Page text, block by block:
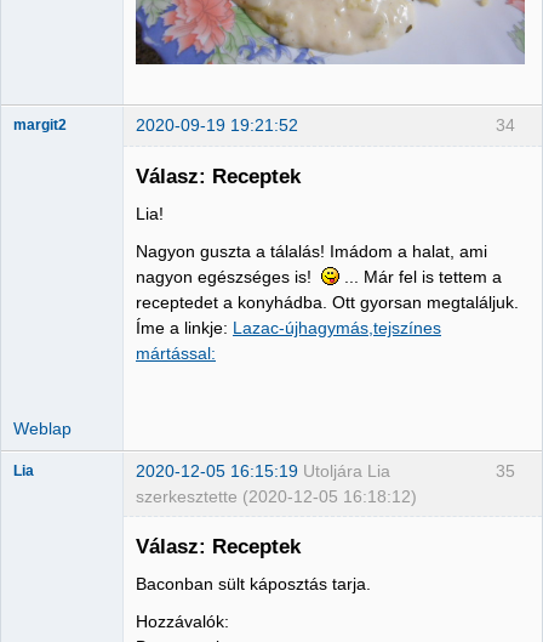
34
margit2 2020-09-19 19:21:52
Válasz: Receptek
Lia!
Nagyon guszta a tálalás! Imádom a halat, ami
nagyon egészséges is!
... Már fel is tettem a
receptedet a konyhádba. Ott gyorsan megtaláljuk.
Íme a linkje: Lazac-újhagymás,tejszínes
mártással:
Weblap
35
Lia 2020-12-05 16:15:19 Utoljára Lia
szerkesztette (2020-12-05 16:18:12)
Válasz: Receptek
Baconban sült káposztás tarja.
Hozzávalók: